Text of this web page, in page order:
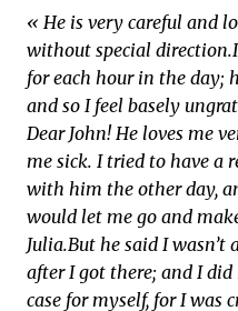
« He is very careful and
without special direction.
for each hour in the day;
and so I feel basely
Dear John! He loves me
me sick. I tried to have a
with him the other day,
would let me go and
Julia.But he said I wasn’t
after I got there; and I
case for myself, for I was